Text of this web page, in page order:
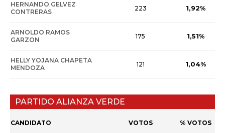
HERNANDO GELVEZ
CONTRERAS
223 1,92%
ARNOLDO RAMOS
GARZON
175 1,51%
HELLY YOJANA CHAPETA
MENDOZA
121 1,04%
PARTIDO ALIANZA VERDE
CANDIDATO VOTOS % VOTOS